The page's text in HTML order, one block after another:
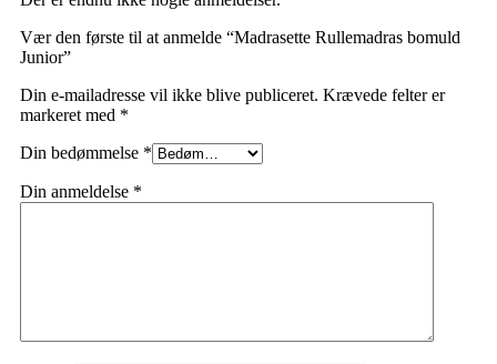
Vær den første til at anmelde “Madrasette Rullemadras bomuld
Junior”
Din e-mailadresse vil ikke blive publiceret. Krævede felter er
markeret med *
Din bedømmelse *
Din anmeldelse *